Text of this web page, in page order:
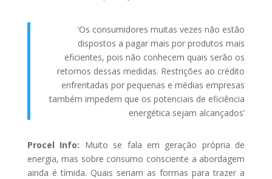
‘Os consumidores muitas vezes não estão
dispostos a pagar mais por produtos mais
eficientes, pois não conhecem quais serão os
retornos dessas medidas. Restrições ao crédito
enfrentadas por pequenas e médias empresas
também impedem que os potenciais de eficiência
energética sejam alcançados’
Procel Info: Muito se fala em geração própria de
energia, mas sobre consumo consciente a abordagem
ainda é tímida. Quais seriam as formas para trazer a